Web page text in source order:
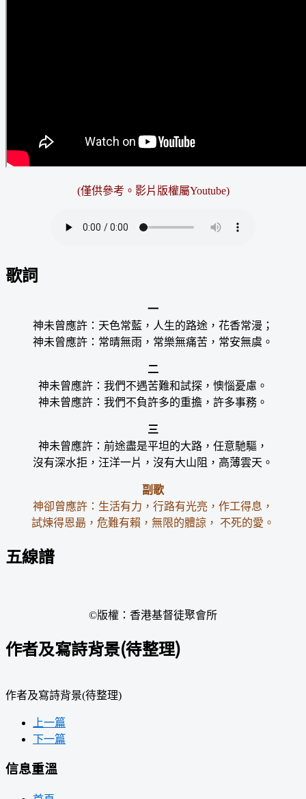
(僅供參考。影片版權屬Youtube)
歌詞
一
神未曾應許：天色常藍，人生的路途，花香常漫；
神未曾應許：常晴無雨，常樂無痛苦，常安無虞。
二
神未曾應許：我們不遇苦難和試探，懊惱憂慮。
神未曾應許：我們不負許多的重擔，許多事務。
三
神未曾應許：前途盡是平坦的大路，任意馳驅，
沒有深水拒，汪洋一片，沒有大山阻，高薄雲天。
副歌
神卻曾應許：生活有力，行路有光亮，作工得息，
試煉得恩朂，危難有賴，無限的體諒， 不死的愛。
五線譜
©版權：香港基督徒聚會所
作者及寫詩背景(待整理)
作者及寫詩背景(待整理)
上一篇
下一篇
信息重溫